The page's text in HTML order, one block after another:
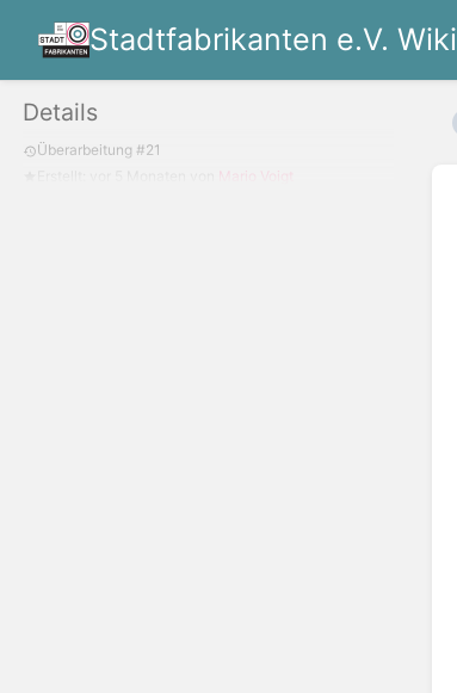
Stadtfabrikanten e.V. Wiki
Details
Überarbeitung #21
Mario Voigt